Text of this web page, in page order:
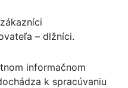
– dlžníci.
informačnom
k spracúvaniu